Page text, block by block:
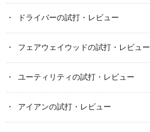
ドライバーの試打・レビュー
フェアウェイウッドの試打・レビュー
ユーティリティの試打・レビュー
アイアンの試打・レビュー